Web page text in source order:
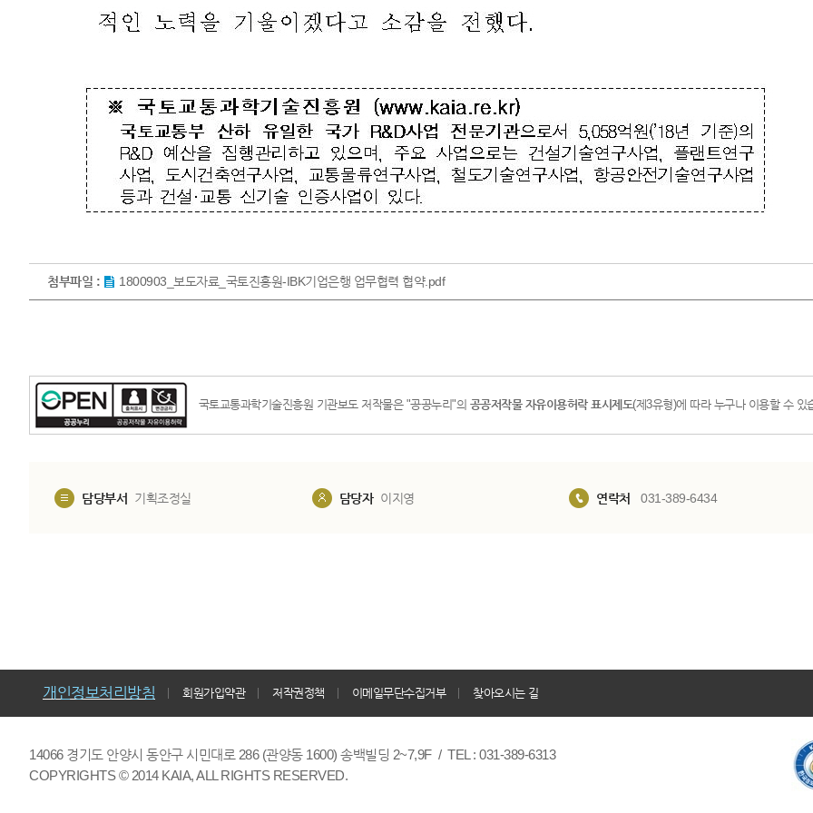
첨부파일 : 1800903_보도자료_국토진흥원-IBK기업은행 업무협력 협약.pdf
국토교통과학기술진흥원 기관보도 저작물은 "공공누리"의 공공저작물 자유이용허락 표시제도(제3유형)에 따라 누구나 이용할 수 있
담당부서 기획조정실 담당자 이지영 연락처 031-389-6434
개인정보처리방침 회원가입약관 저작권정책 이메일무단수집거부 찾아오시는 길
14066 경기도 안양시 동안구 시민대로 286 (관양동 1600) 송백빌딩 2~7,9F / TEL : 031-389-6313
COPYRIGHTS © 2014 KAIA, ALL RIGHTS RESERVED.